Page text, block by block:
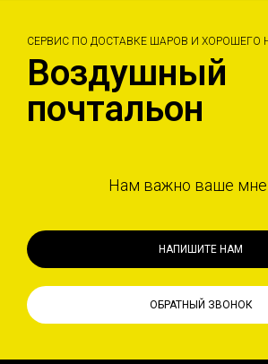
СЕРВИС ПО ДОСТАВКЕ ШАРОВ И ХОРОШЕГО
Воздушный
почтальон
Нам важно ваше
НАПИШИТЕ НАМ
ОБРАТНЫЙ ЗВОНОК